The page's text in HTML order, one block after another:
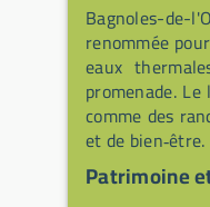
Bagnoles-
renommée
eaux
promenade.
comme des
et de bien‑être.
Patrimoine